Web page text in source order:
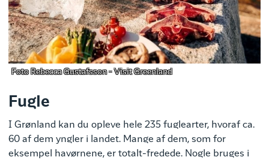
Foto Rebecca Gustafsson - Visit Greenland
Fugle
I Grønland kan du opleve hele 235 fuglearter, hvoraf ca.
60 af dem yngler i landet. Mange af dem, som for
eksempel havørnene, er totalt-fredede. Nogle bruges i